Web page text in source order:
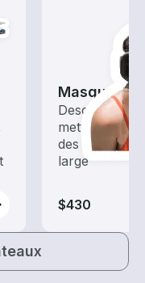
Masque et
Descendez
mettez-vous
des sorties
large
$430